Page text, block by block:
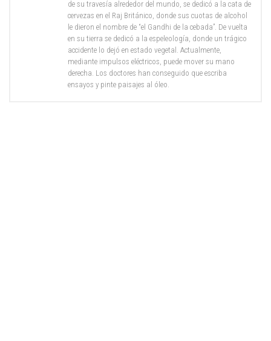
de su travesía alrededor del mundo, se dedicó a la cata de
cervezas en el Raj Británico, donde sus cuotas de alcohol
le dieron el nombre de “el Gandhi de la cebada”. De vuelta
en su tierra se dedicó a la espeleología, donde un trágico
accidente lo dejó en estado vegetal. Actualmente,
mediante impulsos eléctricos, puede mover su mano
derecha. Los doctores han conseguido que escriba
ensayos y pinte paisajes al óleo.